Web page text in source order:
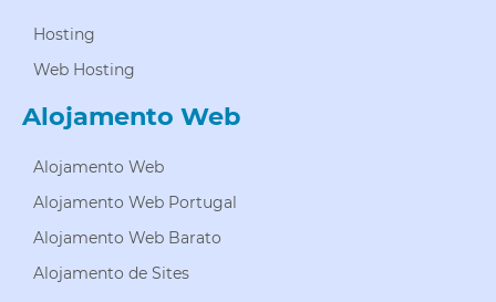
Hosting
Web Hosting
Alojamento Web
Alojamento Web
Alojamento Web Portugal
Alojamento Web Barato
Alojamento de Sites